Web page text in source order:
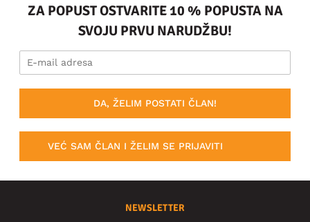
ZA POPUST OSTVARITE 10 % POPUSTA NA
SVOJU PRVU NARUDŽBU!
DA, ŽELIM POSTATI ČLAN!
VEĆ SAM ČLAN I ŽELIM SE PRIJAVITI
NEWSLETTER